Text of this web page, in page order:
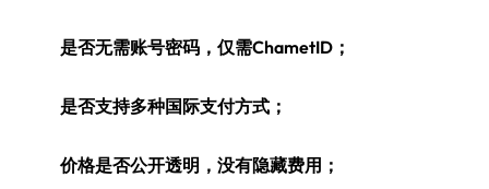
是否无需账号密码，仅需ChametID；
是否支持多种国际支付方式；
价格是否公开透明，没有隐藏费用；